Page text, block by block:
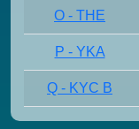
O - THE
P - YKA
Q - KYC B